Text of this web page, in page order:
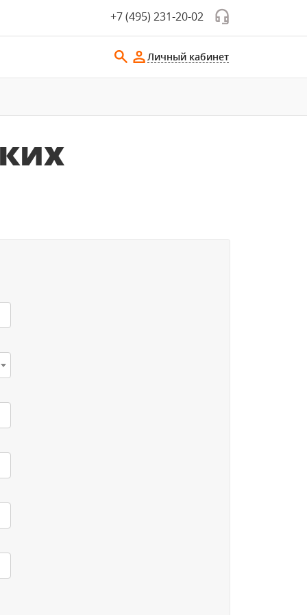
+7 (495) 231-20-02
Личный кабинет